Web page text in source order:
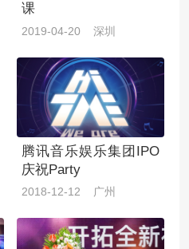
课
2019-04-20 深圳
腾讯音乐娱乐集团IPO
庆祝Party
2018-12-12 广州